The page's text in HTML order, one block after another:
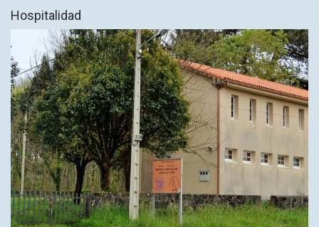
Hospitalidad